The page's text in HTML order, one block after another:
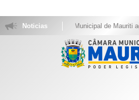
NoticiasA Câmara Municipal de Mauriti